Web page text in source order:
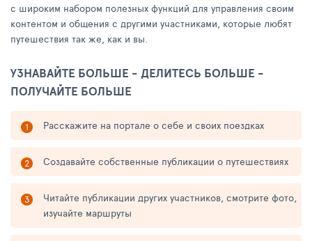
с широким набором полезных функций для управления своим
контентом и общения с другими участниками, которые любят
путешествия так же, как и вы.
УЗНАВАЙТЕ БОЛЬШЕ - ДЕЛИТЕСЬ БОЛЬШЕ -
ПОЛУЧАЙТЕ БОЛЬШЕ
Расскажите на портале о себе и своих поездках
Создавайте собственные публикации о путешествиях
Читайте публикации других участников, смотрите фото,
изучайте маршруты